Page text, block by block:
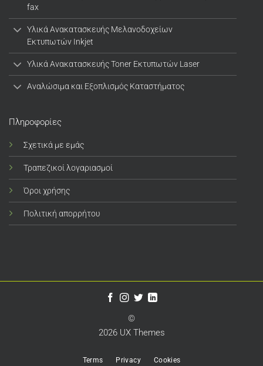
fax
Υλικά Ανακατασκευής Μελανοδοχείων
Εκτυπωτών Inkjet
Υλικά Ανακατασκευής Toner Εκτυπωτών Laser
Αναλώσιμα και Εξοπλισμός Καταστήματος
Πληροφορίες
Σχετικά με εμάς
Τραπεζικοί λογαριασμοί
Όροι χρήσης
Πολιτική απορρήτου
©
2026 UX Themes
Terms Privacy Cookies